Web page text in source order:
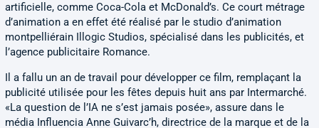
artificielle, comme Coca-Cola et McDonald’s. Ce court métrage
d’animation a en effet été réalisé par le studio d’animation
montpelliérain Illogic Studios, spécialisé dans les publicités, et
l’agence publicitaire Romance.
Il a fallu un an de travail pour développer ce film, remplaçant la
publicité utilisée pour les fêtes depuis huit ans par Intermarché.
«La question de l’IA ne s’est jamais posée», assure dans le
média Influencia Anne Guivarc’h, directrice de la marque et de la